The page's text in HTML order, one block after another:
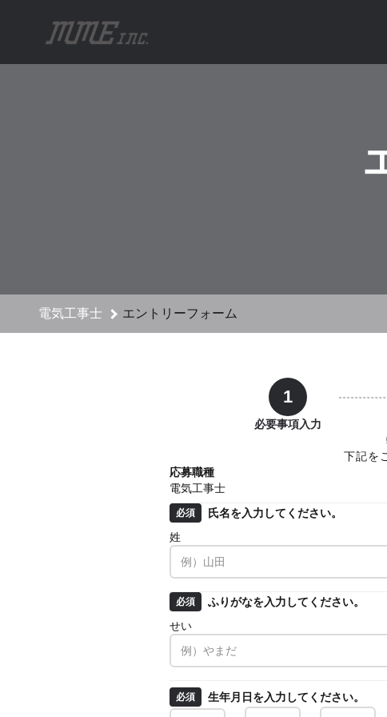
電気工事士 エントリーフォーム
1
必要事項入力
下記を
応募職種
電気工事士
必須
氏名を入力してください。
姓
必須
ふりがなを入力してください。
せい
必須 生年月日を入力してください。